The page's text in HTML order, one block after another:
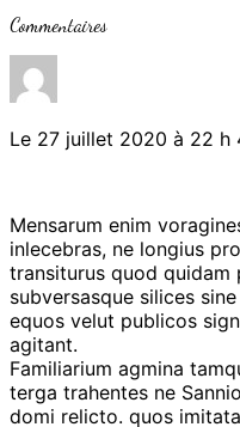
Commentaires
Le 27 juillet 2020 à 22 h
Mensarum enim
inlecebras, ne longius
transiturus quod quidam
subversasque silices
equos velut publicos
agitant.
Familiarium agmina
terga trahentes ne
domi relicto. quos